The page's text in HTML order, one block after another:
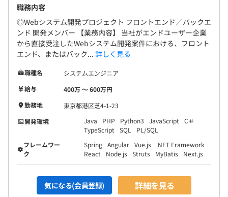
職務内容
◎Webシステム開発プロジェクト フロントエンド／バックエ
ンド 開発メンバー 【業務内容】 当社がエンドユーザー企業
から直接受注したWebシステム開発案件における、フロント
エンド、またはバック... 詳しく見る
職種名
システムエンジニア
給与
400万 〜 600万円
勤務地
東京都港区芝4-1-23
開発環境
Java PHP Python3 JavaScript
C＃
TypeScript
SQL
PL/SQL
フレームワー
ク
Spring Angular Vue.js
.NET Framework
React
Node.js Struts MyBatis Next.js
気になる(会員登録) 詳細を見る